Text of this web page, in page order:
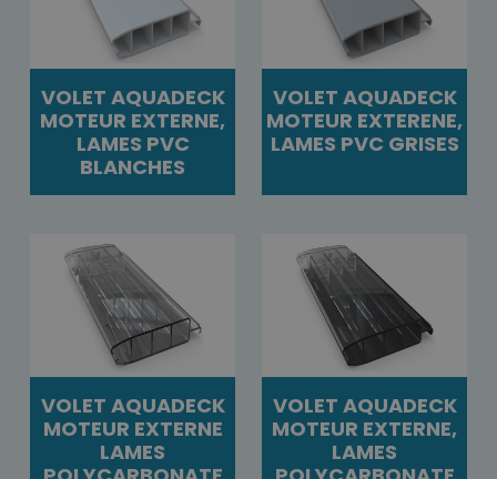
VOLET AQUADECK
MOTEUR EXTERNE,
LAMES PVC
BLANCHES
VOLET AQUADECK
MOTEUR EXTERENE,
LAMES PVC GRISES
VOLET AQUADECK
MOTEUR EXTERNE
LAMES
VOLET AQUADECK
MOTEUR EXTERNE,
LAMES